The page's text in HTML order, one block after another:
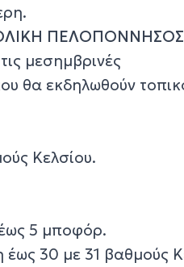
ΠΕΛΟΠΟΝΝΗΣΟΣ
μεσημβρινές
θα εκδηλωθούν
Κελσίου.
έως 5 μποφόρ.
30 με 31 βαθμούς